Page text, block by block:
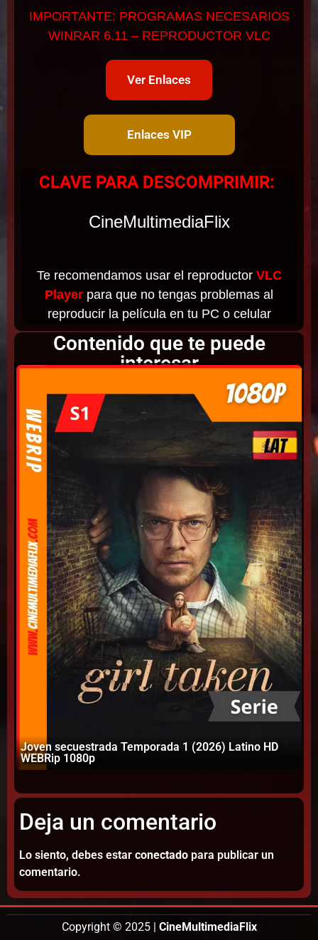
IMPORTANTE: PROGRAMAS NECESARIOS
WINRAR 6.11 – REPRODUCTOR VLC
Ver Enlaces
Enlaces VIP
CLAVE PARA DESCOMPRIMIR:
CineMultimediaFlix
Te recomendamos usar el reproductor VLC
Player para que no tengas problemas al
reproducir la película en tu PC o celular
Contenido que te puede
interesar
Joven secuestrada Temporada 1 (2026) Latino HD
WEBRip 1080p
Deja un comentario
Lo siento, debes estar conectado para publicar un
comentario.
Copyright © 2025 | CineMultimediaFlix